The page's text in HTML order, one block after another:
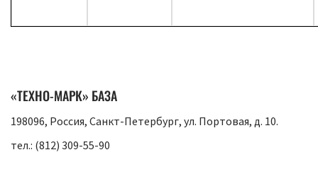
«ТЕХНО-МАРК» БАЗА
198096, Россия, Санкт-Петербург, ул. Портовая, д. 10.
тел.: (812) 309-55-90